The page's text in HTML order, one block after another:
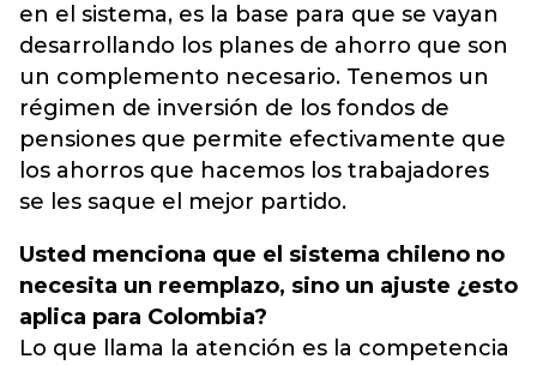
en el sistema, es la base para que se vayan
desarrollando los planes de ahorro que son
un complemento necesario. Tenemos un
régimen de inversión de los fondos de
pensiones que permite efectivamente que
los ahorros que hacemos los trabajadores
se les saque el mejor partido.
Usted menciona que el sistema chileno no
necesita un reemplazo, sino un ajuste ¿esto
aplica para Colombia?
Lo que llama la atención es la competencia